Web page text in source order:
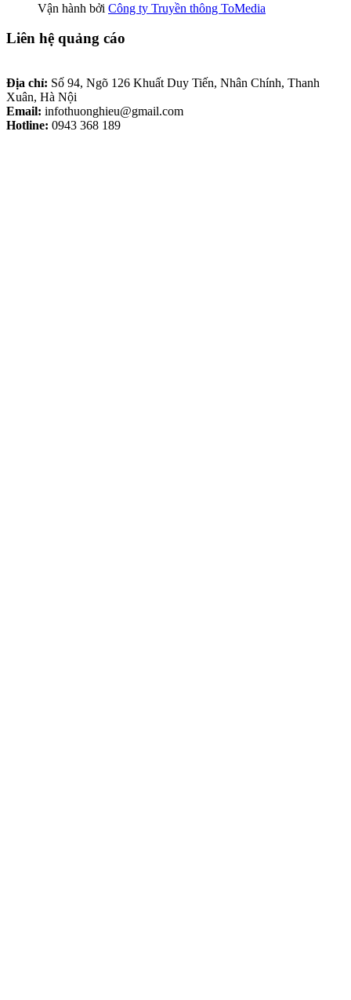
Vận hành bởi Công ty Truyền thông ToMedia
Liên hệ quảng cáo
Địa chỉ: Số 94, Ngõ 126 Khuất Duy Tiến, Nhân Chính, Thanh
Xuân, Hà Nội
Email: infothuonghieu@gmail.com
Hotline: 0943 368 189